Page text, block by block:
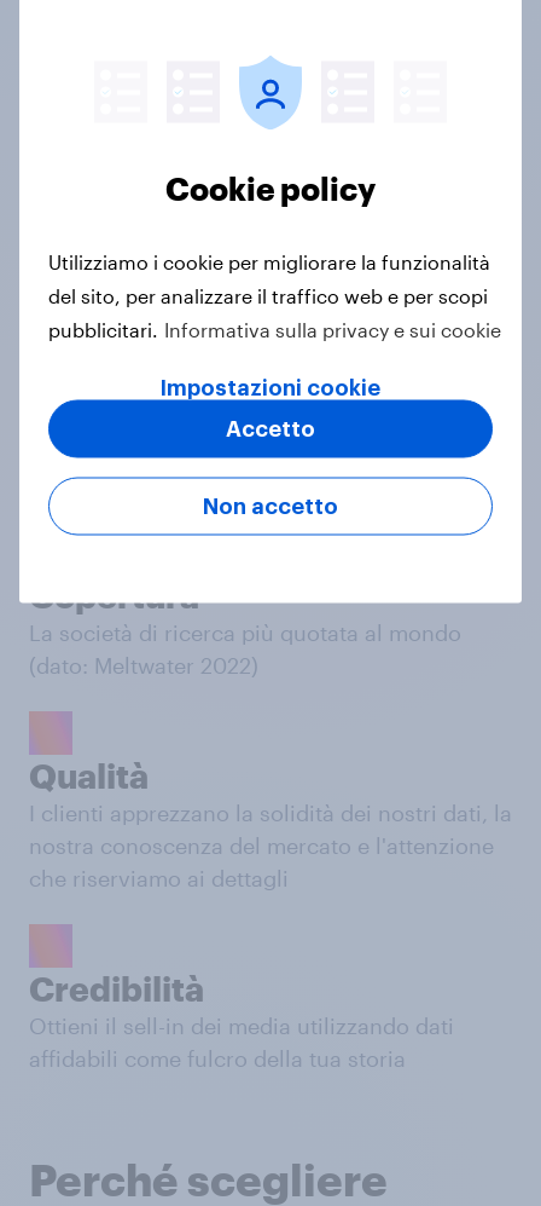
Rivolgiti a oltre 70 mercati tramite un solo
provider
Supporto
team di ricercatori esperti
Velocità
Ottieni risposte attuabili alle sfide della tua
azienda con risultati immediati già il giorno
successivo
Copertura
La società di ricerca più quotata al mondo
(dato: Meltwater 2022)
Qualità
I clienti apprezzano la solidità dei nostri dati, la
nostra conoscenza del mercato e l'attenzione
che riserviamo ai dettagli
Credibilità
Ottieni il sell-in dei media utilizzando dati
affidabili come fulcro della tua storia
Perché scegliere
Cookie policy
Utilizziamo i cookie per migliorare la funzionalità
del sito, per analizzare il traffico web e per scopi
pubblicitari.
Informativa sulla privacy e sui cookie
Impostazioni cookie
Non accetto
Accetto